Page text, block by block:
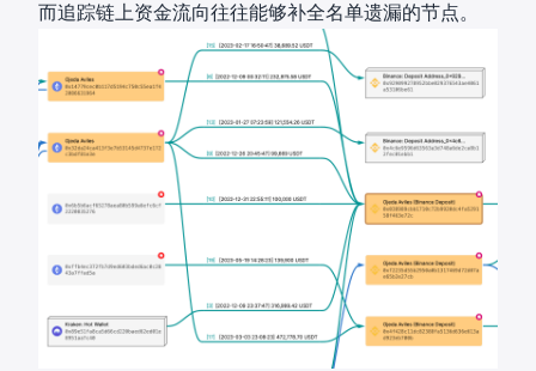
而追踪链上资金流向往往能够补全名单遗漏的节点。